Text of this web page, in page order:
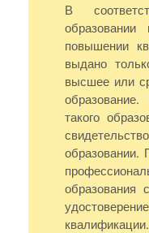
В
повышении
выдано
высшее или
такого
образовании.
образования
квалификации.